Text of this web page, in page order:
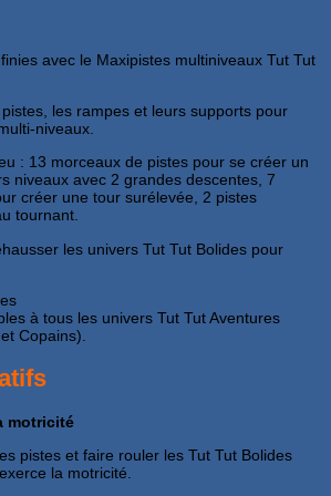
avec le Maxipistes multiniveaux Tut Tut
les rampes et leurs supports pour
niveaux.
: 13 morceaux de pistes pour se créer un
niveaux avec 2 grandes descentes, 7
créer une tour surélevée, 2 pistes
tournant.
les univers Tut Tut Bolides pour
à tous les univers Tut Tut Aventures
Copains).
motricité
pistes et faire rouler les Tut Tut Bolides
la motricité.